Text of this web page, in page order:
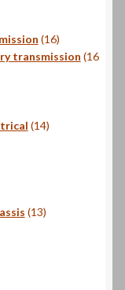
1616
produits
transmission 16
1414
1313